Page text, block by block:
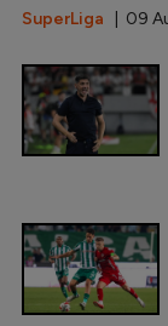
SuperLiga | 09